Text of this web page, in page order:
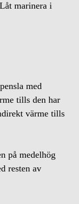
marinera i
med
tills den har
värme tills
på medelhög
resten av